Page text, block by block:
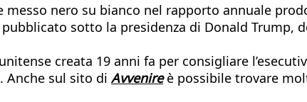
nero su bianco nel rapporto annuale
sotto la presidenza di Donald Trump,
creata 19 anni fa per consigliare
Anche sul sito di Avvenireè possibile trovare